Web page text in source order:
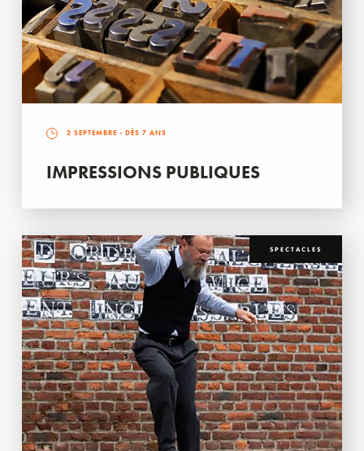
2 SEPTEMBRE - DÈS 7 ANS
IMPRESSIONS PUBLIQUES
SPECTACLES